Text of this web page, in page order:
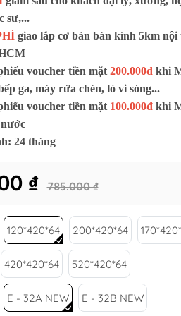
Tủ rượu KAFF
Máy rửa chén
Lò nướng - Lò vi
Chậu rửa chén bát
Vòi rửa chén bát
Phụ kiện tủ bếp
Máy giặt sấy kết
sư,...
giao lắp cơ bản bán kính 5km nội
voucher tiền mặt200.000đkhi
ga, máy rửa chén, lò vi sóng...
voucher tiền mặt 100.000đ khi
24 tháng
₫ 785.000 ₫
120*420*64 200*420*64
420*420*64 520*420*64
E - 32A NEW E - 32B NEW